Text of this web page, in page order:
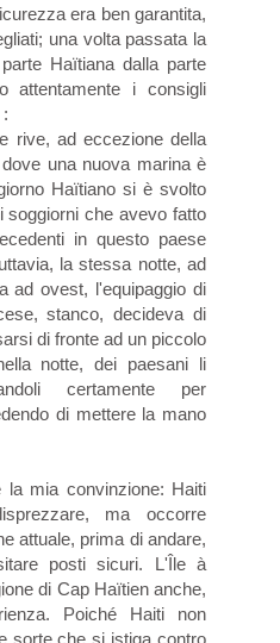
era ben garantita,
una volta passata la
Haïtiana dalla parte
attentamente i consigli
rive, ad eccezione della
una nuova marina è
Haïtiano si è svolto
soggiorni che avevo fatto
in questo paese
la stessa notte, ad
ad ovest, l'equipaggio di
stanco, decideva di
di fronte ad un piccolo
notte, dei paesani li
certamente per
di mettere la mano
mia convinzione: Haiti
ma occorre
attuale, prima di andare,
posti sicuri. L'Île à
di Cap Haïtien anche,
Poiché Haiti non
sorte che si istiga contro